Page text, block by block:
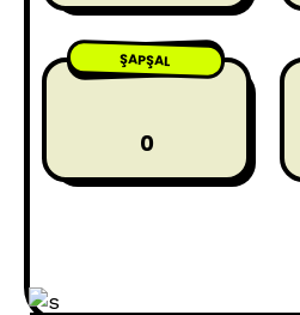
ŞAPŞAL
0